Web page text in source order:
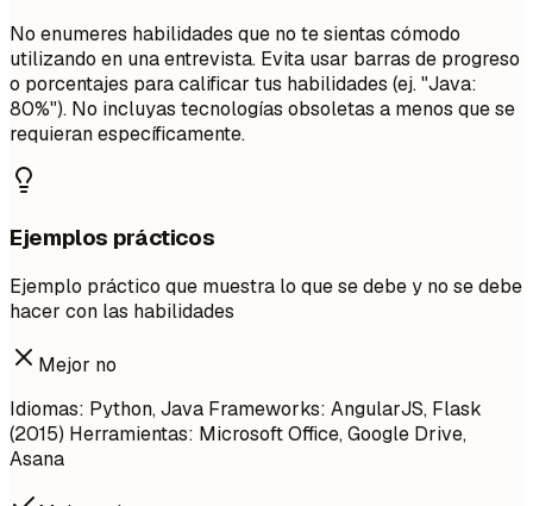
No enumeres habilidades que no te sientas cómodo
utilizando en una entrevista. Evita usar barras de progreso
o porcentajes para calificar tus habilidades (ej. "Java:
80%"). No incluyas tecnologías obsoletas a menos que se
requieran específicamente.
Ejemplos prácticos
Ejemplo práctico que muestra lo que se debe y no se debe
hacer con las habilidades
Mejor no
Idiomas: Python, Java Frameworks: AngularJS, Flask
(2015) Herramientas: Microsoft Office, Google Drive,
Asana